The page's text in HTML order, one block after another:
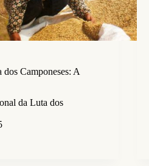
Camponeses: A
da Luta dos